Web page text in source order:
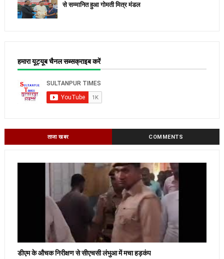
से सम्मानित हुआ गोमती मित्र मंडल
हमारा यूट्यूब चैनल सब्सक्राइब करें
ताजा खबर COMMENTS
डीएम के औचक निरीक्षण से सीएचसी लंभुआ में मचा हड़कंप